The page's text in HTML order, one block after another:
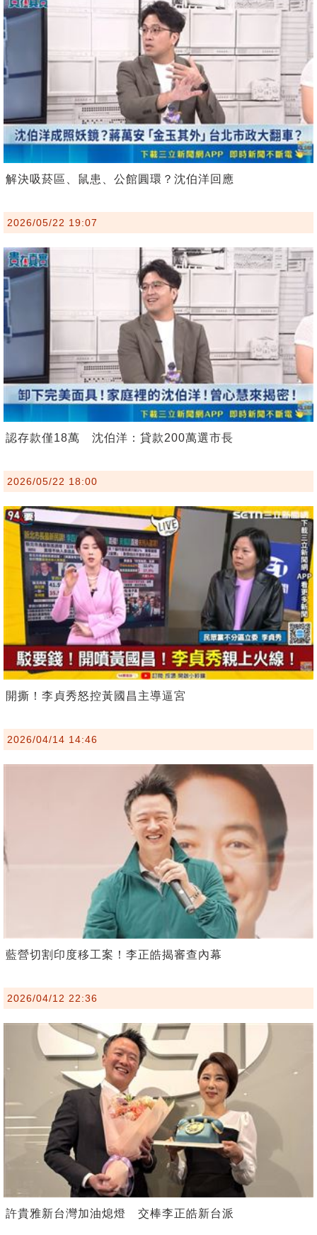
解決吸菸區、鼠患、公館圓環？沈伯洋回應
2026/05/22 19:07
認存款僅18萬 沈伯洋：貸款200萬選市長
2026/05/22 18:00
開撕！李貞秀怒控黃國昌主導逼宮
2026/04/14 14:46
藍營切割印度移工案！李正皓揭審查內幕
2026/04/12 22:36
許貴雅新台灣加油熄燈 交棒李正皓新台派